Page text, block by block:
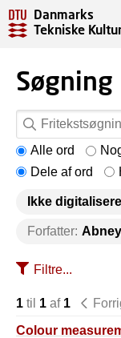
Danmarks
Tekniske
Søgning
Alle ord
Dele af ord
Ikke
Forfatter:
Filtre...
1 til 1 af 1
Colour